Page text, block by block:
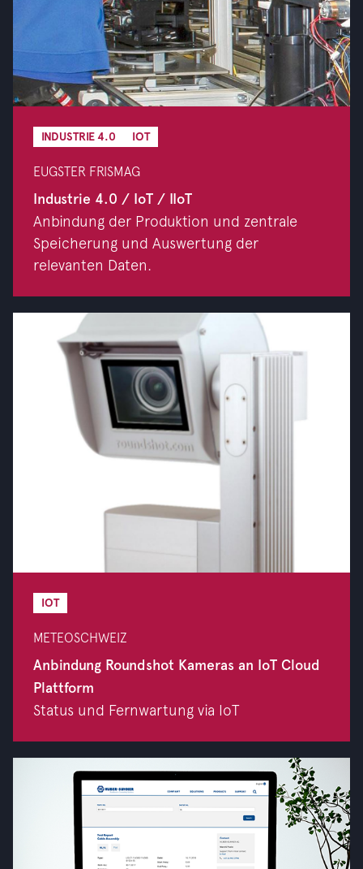
INDUSTRIE 4.0 IOT
EUGSTER FRISMAG
Industrie 4.0 / IoT / IIoT
Anbindung der Produktion und zentrale
Speicherung und Auswertung der
relevanten Daten.
IOT
METEOSCHWEIZ
Anbindung Roundshot Kameras an IoT Cloud
Plattform
Status und Fernwartung via IoT